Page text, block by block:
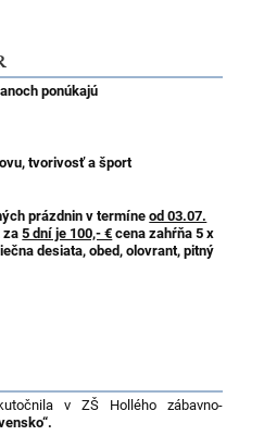
ponúkajú
tvorivosť a šport
prázdnin v termíneod 03.07.
za5 dní je 100,- € cena zahŕňa 5 x
desiata, obed, olovrant, pitný
v ZŠ Hollého zábavno-